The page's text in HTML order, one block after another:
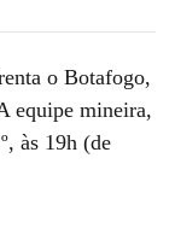
o Botafogo,
equipe mineira,
às 19h (de